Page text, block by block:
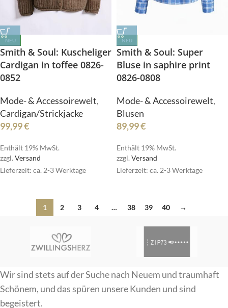
NEU
Smith & Soul: Kuscheliger
Cardigan in toffee 0826-
0852
Mode- & Accessoirewelt,
Cardigan/Strickjacke
99,99€
Enthält 19% MwSt.
zzgl. Versand
Lieferzeit: ca. 2-3 Werktage
NEU
Smith & Soul: Super
Bluse in saphire print
0826-0808
Mode- & Accessoirewelt,
Blusen
89,99€
Enthält 19% MwSt.
zzgl. Versand
Lieferzeit: ca. 2-3 Werktage
1 2 3 4 … 38 39 40 →
Wir sind stets auf der Suche nach Neuem und traumhaft
Schönem, und das spüren unsere Kunden und sind
begeistert.